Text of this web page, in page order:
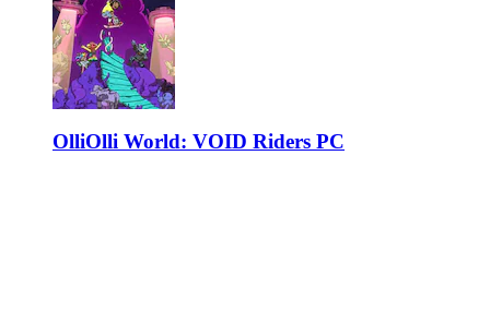
OlliOlli World: VOID Riders PC